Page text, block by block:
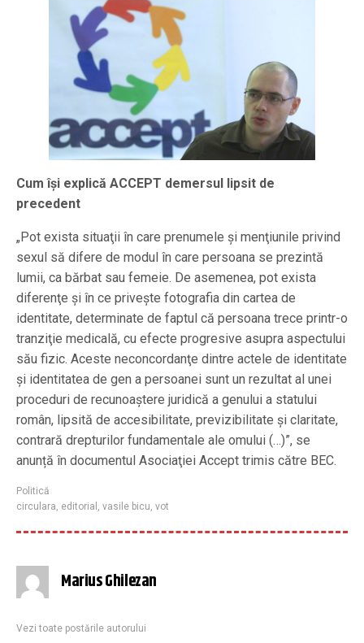
Cum își explică ACCEPT demersul lipsit de
precedent
„Pot exista situaţii în care prenumele şi menţiunile privind
sexul să difere de modul în care persoana se prezintă
lumii, ca bărbat sau femeie. De asemenea, pot exista
diferenţe şi în ce priveşte fotografia din cartea de
identitate, determinate de faptul că persoana trece printr-o
tranziţie medicală, cu efecte progresive asupra aspectului
său fizic. Aceste neconcordanţe dintre actele de identitate
şi identitatea de gen a persoanei sunt un rezultat al unei
proceduri de recunoaştere juridică a genului a statului
român, lipsită de accesibilitate, previzibilitate şi claritate,
contrară drepturilor fundamentale ale omului (…)”, se
anunță în documentul Asociaţiei Accept trimis către BEC.
Politică
circulara, editorial , vasile bicu, vot
Marius Ghilezan
Vezi toate postările autorului